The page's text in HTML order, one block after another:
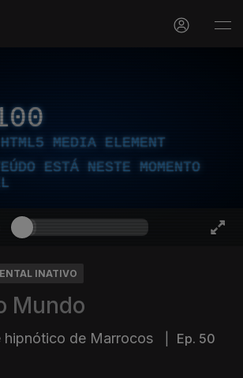
MEDIA ELEMENT
ESTÁ NESTE MOMENTO
INATIVO
Mundo
hipnótico de Marrocos
Ep. 50